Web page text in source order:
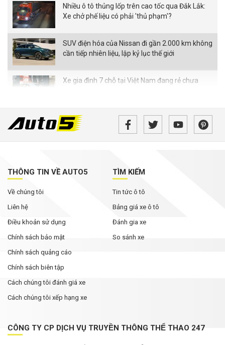
Nhiều ô tô thủng lốp trên cao tốc qua Đắk Lắk:
Xe chở phế liệu có phải 'thủ phạm'?
SUV điện hóa của Nissan đi gần 2.000 km không
cần tiếp nhiên liệu, lập kỷ lục thế giới
Xe gia đình 7 chỗ tại Việt Nam đang rẻ chưa
Bán tải điện VinFast VF Wild bản tiền thương
mại bất ngờ xuất hiện với loạt thay đổi đáng chú
tô đua nhau nâng thời hạn bảo hành
Rolls-Royce Phantom siêu hiếm xuất hiện trong
bài đăng của Hoa hậu Mai Phương Thúy
THÔNG TIN VỀ AUTO5
Về chúng tôi
Liên hệ
Điều khoản sử dụng
Chính sách bảo mật
Chính sách quảng cáo
Chính sách biên tập
Cách chúng tôi đánh giá xe
Cách chúng tôi xếp hạng xe
TÌM KIẾM
Tin tức ô tô
Bảng giá xe ô tô
Đánh gia xe
So sánh xe
CÔNG TY CP DỊCH VỤ TRUYỀN THÔNG THỂ THAO 247